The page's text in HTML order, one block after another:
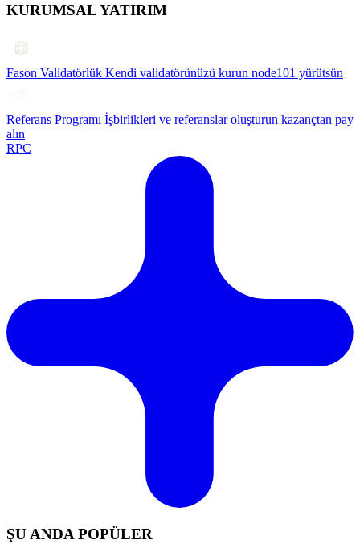
KURUMSAL YATIRIM
Fason Validatörlük Kendi validatörünüzü kurun node101 yürütsün
Referans Programı İşbirlikleri ve referanslar oluşturun kazançtan pay
alın
RPC
ŞU ANDA POPÜLER